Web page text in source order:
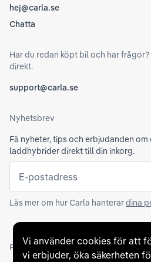
Vi använder cookies för att
vi erbjuder, öka säkerheten
hej@carla.se
Chatta
Har du redan köpt bil och har
direkt.
support@carla.se
Nyhetsbrev
Få nyheter, tips och erbjudanden
laddhybrider direkt till din inkorg.
E-postadress
Läs mer om hur Carla hanterardina
Partners och betallösningar